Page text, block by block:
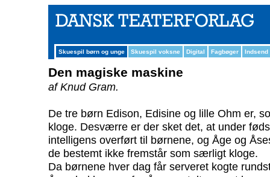
Skuespil børn og unge Skuespil voksne Digital Fagbøger Indsend
Den magiske maskine
af Knud Gram.
De tre børn Edison, Edisine og lille Ohm er,
kloge. Desværre er der sket det, at under
intelligens overført til børnene, og Åge og
de bestemt ikke fremstår som særligt kloge.
Da børnene hver dag får serveret kogte